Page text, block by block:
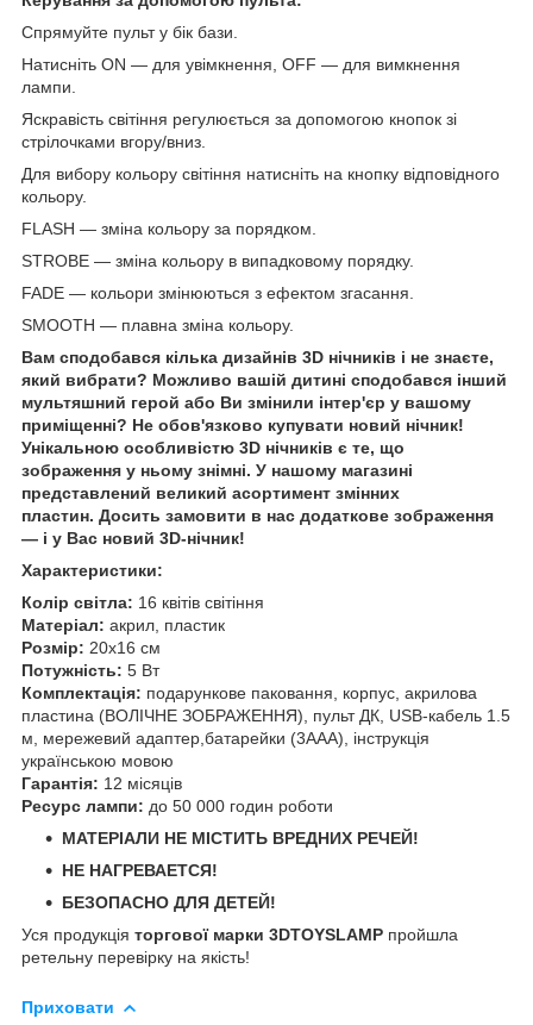
Спрямуйте пульт у бік бази.
Натисніть ON — для увімкнення, OFF — для вимкнення
лампи.
Яскравість світіння регулюється за допомогою кнопок зі
стрілочками вгору/вниз.
Для вибору кольору світіння натисніть на кнопку відповідного
кольору.
FLASH — зміна кольору за порядком.
STROBE — зміна кольору в випадковому порядку.
FADE — кольори змінюються з ефектом згасання.
SMOOTH — плавна зміна кольору.
Вам сподобався кілька дизайнів 3D нічників і не знаєте,
який вибрати? Можливо вашій дитині сподобався інший
мультяшний герой або Ви змінили інтер'єр у вашому
приміщенні? Не обов'язково купувати новий нічник!
Унікальною особливістю 3D нічників є те, що
зображення у ньому знімні. У нашому магазині
представлений великий асортимент змінних
пластин. Досить замовити в нас додаткове зображення
— і у Вас новий 3D-нічник!
Характеристики:
Колір світла: 16 квітів світіння
Матеріал: акрил, пластик
Розмір: 20х16 см
Потужність: 5 Вт
Комплектація: подарункове паковання, корпус, акрилова
пластина (ВОЛІЧНЕ ЗОБРАЖЕННЯ), пульт ДК, USB-кабель 1.5
м, мережевий адаптер,батарейки (3ААА), інструкція
українською мовою
Гарантія: 12 місяців
Ресурс лампи: до 50 000 годин роботи
МАТЕРІАЛИ НЕ МІСТИТЬ ВРЕДНИХ РЕЧЕЙ!
НЕ НАГРЕВАЕТСЯ!
БЕЗОПАСНО ДЛЯ ДЕТЕЙ!
Уся продукція торгової марки 3DTOYSLAMP пройшла
ретельну перевірку на якість!
Приховати